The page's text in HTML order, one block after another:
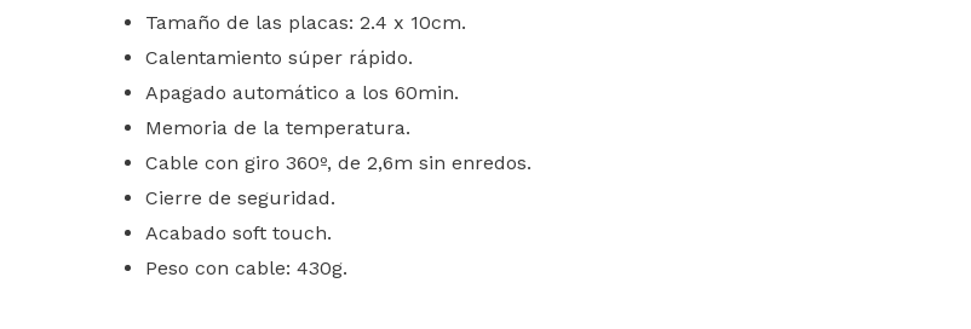
Tamaño de las placas: 2.4 x 10cm.
Calentamiento súper rápido.
Apagado automático a los 60min.
Memoria de la temperatura.
Cable con giro 360º, de 2,6m sin enredos.
Cierre de seguridad.
Acabado soft touch.
Peso con cable: 430g.